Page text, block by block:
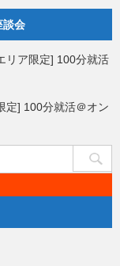
談会
リア限定] 100分就活
定] 100分就活＠オン